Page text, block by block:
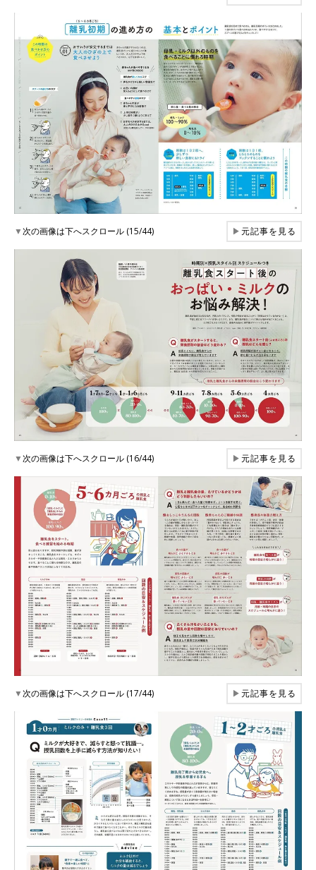
▼次の画像は下へスクロール (15/44) ▶元記事を見る
▼次の画像は下へスクロール (16/44) ▶元記事を見る
▼次の画像は下へスクロール (17/44) ▶元記事を見る